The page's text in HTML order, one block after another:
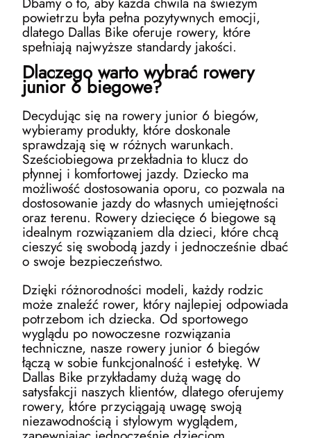
powietrzu była pełna pozytywnych emocji,
dlatego Dallas Bike oferuje rowery, które
spełniają najwyższe standardy jakości.
Dlaczego warto wybrać rowery
junior 6 biegowe?
Decydując się na rowery junior 6 biegów,
wybieramy produkty, które doskonale
sprawdzają się w różnych warunkach.
Sześciobiegowa przekładnia to klucz do
płynnej i komfortowej jazdy. Dziecko ma
możliwość dostosowania oporu, co pozwala na
dostosowanie jazdy do własnych umiejętności
oraz terenu. Rowery dziecięce 6 biegowe są
idealnym rozwiązaniem dla dzieci, które chcą
cieszyć się swobodą jazdy i jednocześnie dbać
o swoje bezpieczeństwo.
Dzięki różnorodności modeli, każdy rodzic
może znaleźć rower, który najlepiej odpowiada
potrzebom ich dziecka. Od sportowego
wyglądu po nowoczesne rozwiązania
techniczne, nasze rowery junior 6 biegów
łączą w sobie funkcjonalność i estetykę. W
Dallas Bike przykładamy dużą wagę do
satysfakcji naszych klientów, dlatego oferujemy
rowery, które przyciągają uwagę swoją
niezawodnością i stylowym wyglądem,